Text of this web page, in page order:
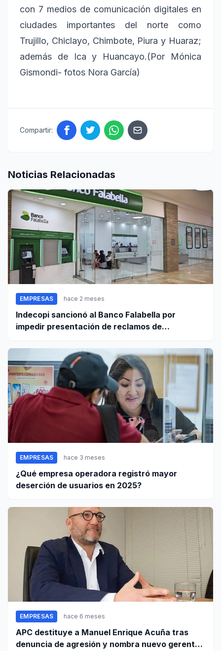
con 7 medios de comunicación digitales en
ciudades importantes del norte como
Trujillo, Chiclayo, Chimbote, Piura y Huaraz;
además de Ica y Huancayo.(Por Mónica
Gismondi- fotos Nora García)
Compartir:
Noticias Relacionadas
EMPRESAS hace 2 meses
Indecopi sancionó al Banco Falabella por
impedir presentación de reclamos de
EMPRESAS hace 3 meses
¿Qué empresa operadora registró mayor
deserción de usuarios en 2025?
EMPRESAS hace 6 meses
APC destituye a Manuel Enrique Acuña tras
denuncia de agresión y nombra nuevo gerente